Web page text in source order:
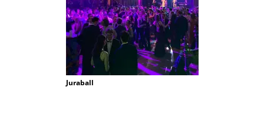
Juraball